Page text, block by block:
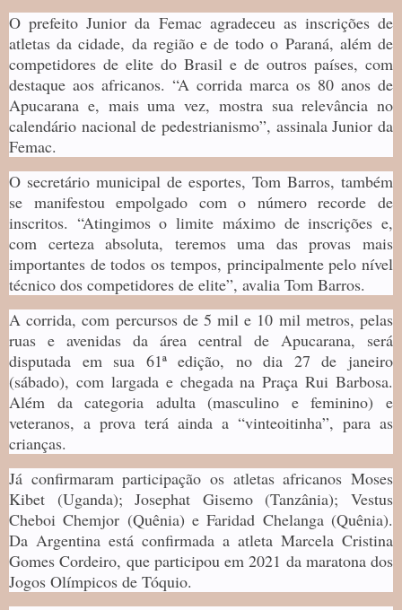
O prefeito Junior da Femac agradeceu as inscrições de
atletas da cidade, da região e de todo o Paraná, além de
competidores de elite do Brasil e de outros países, com
destaque aos africanos. “A corrida marca os 80 anos de
Apucarana e, mais uma vez, mostra sua relevância no
calendário nacional de pedestrianismo”, assinala Junior da
Femac.
O secretário municipal de esportes, Tom Barros, também
se manifestou empolgado com o número recorde de
inscritos. “Atingimos o limite máximo de inscrições e,
com certeza absoluta, teremos uma das provas mais
importantes de todos os tempos, principalmente pelo nível
técnico dos competidores de elite”, avalia Tom Barros.
A corrida, com percursos de 5 mil e 10 mil metros, pelas
ruas e avenidas da área central de Apucarana, será
disputada em sua 61ª edição, no dia 27 de janeiro
(sábado), com largada e chegada na Praça Rui Barbosa.
Além da categoria adulta (masculino e feminino) e
veteranos, a prova terá ainda a “vinteoitinha”, para as
crianças.
Já confirmaram participação os atletas africanos Moses
Kibet (Uganda); Josephat Gisemo (Tanzânia); Vestus
Cheboi Chemjor (Quênia) e Faridad Chelanga (Quênia).
Da Argentina está confirmada a atleta Marcela Cristina
Gomes Cordeiro, que participou em 2021 da maratona dos
Jogos Olímpicos de Tóquio.